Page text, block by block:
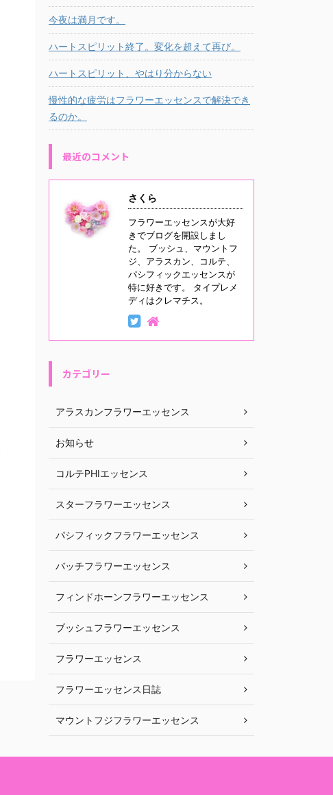
今夜は満月です。
ハートスピリット終了。変化を超えて再び。
ハートスピリット、やはり分からない
慢性的な疲労はフラワーエッセンスで解決でき
るのか。
最近のコメント
さくら
フラワーエッセンスが大好
きでブログを開設しまし
た。 ブッシュ、マウントフ
ジ、アラスカン、コルテ、
パシフィックエッセンスが
特に好きです。 タイプレメ
ディはクレマチス。
カテゴリー
アラスカンフラワーエッセンス
お知らせ
コルテPHIエッセンス
スターフラワーエッセンス
パシフィックフラワーエッセンス
バッチフラワーエッセンス
フィンドホーンフラワーエッセンス
ブッシュフラワーエッセンス
フラワーエッセンス
フラワーエッセンス日誌
マウントフジフラワーエッセンス